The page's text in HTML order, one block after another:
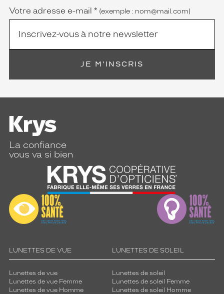
Votre adresse e-mail * (exemple : nom@mail.com)
JE M'INSCRIS
La confiance
vous va si bien
LUNETTES DE VUE
Lunettes de vue
Lunettes de vue Femme
Lunettes de vue Homme
LUNETTES DE SOLEIL
Lunettes de soleil
Lunettes de soleil Femme
Lunettes de soleil Homme